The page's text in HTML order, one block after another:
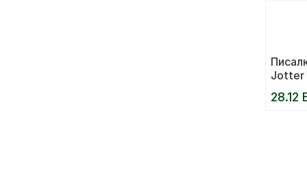
Jotter
черна
28.12